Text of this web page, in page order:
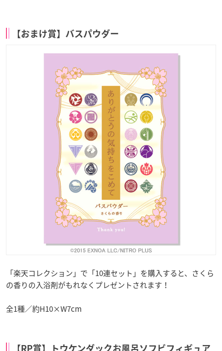
【おまけ賞】バスパウダー
「楽天コレクション」で「10連セット」を購入すると、さくら
の香りの入浴剤がもれなくプレゼントされます！
全1種／約H10×W7cm
【RP賞】トウケンダックお風呂ソフビフィギュア